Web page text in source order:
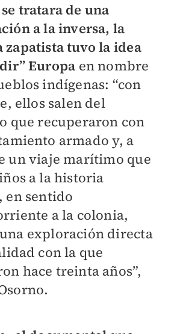
tratara de una
a la inversa, la
zapatista tuvo la idea
Europa en nombre
indígenas: “con
ellos salen del
que recuperaron con
armado y, a
un viaje marítimo que
a la historia
en sentido
a la colonia,
exploración directa
con la que
hace treinta años”,